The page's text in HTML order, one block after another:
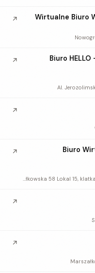
Wirtualne Biuro
↗
Biuro
Al.
↗
↗
Biuro
↗
↗
↗